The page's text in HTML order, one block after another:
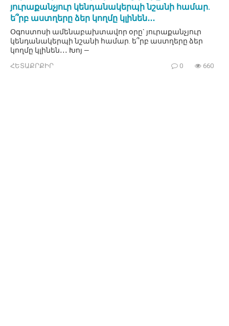
յուրաքանչյուր կենդանակերպի նշանի համար.
ե՞րբ աստղերը ձեր կողմը կլինեն․․․
Օգոստոսի ամենաբախտավոր օրը` յուրաքանչյուր
կենդանակերպի նշանի համար. ե՞րբ աստղերը ձեր
կողմը կլինեն․․․ Խոյ —
ՀԵՏԱՔՐՔԻՐ 0 660